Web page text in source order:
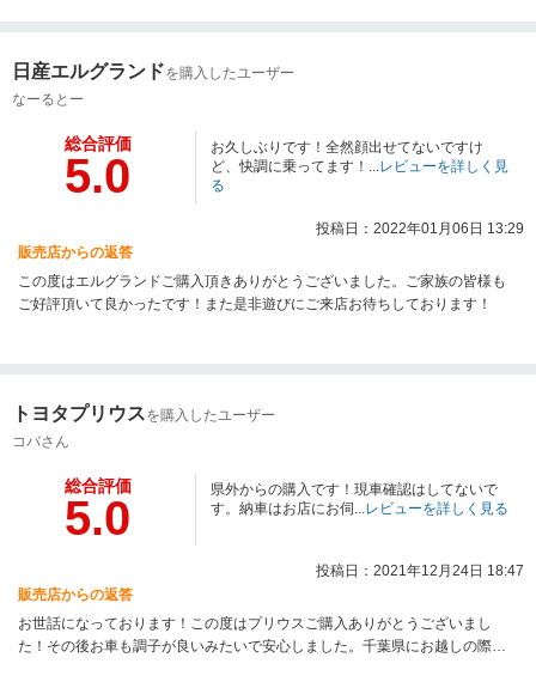
日産エルグランドを購入したユーザー
なーるとー
総合評価
5.0
お久しぶりです！全然顔出せてないですけ
ど、快調に乗ってます！...レビューを詳しく見
る
投稿日：2022年01月06日 13:29
販売店からの返答
この度はエルグランドご購入頂きありがとうございました。ご家族の皆様も
ご好評頂いて良かったです！また是非遊びにご来店お待ちしております！
トヨタプリウスを購入したユーザー
コバさん
総合評価
5.0
県外からの購入です！現車確認はしてないで
す。納車はお店にお伺...レビューを詳しく見る
投稿日：2021年12月24日 18:47
販売店からの返答
お世話になっております！この度はプリウスご購入ありがとうございまし
た！その後お車も調子が良いみたいで安心しました。千葉県にお越しの際は